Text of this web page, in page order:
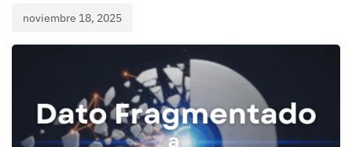
noviembre 18, 2025